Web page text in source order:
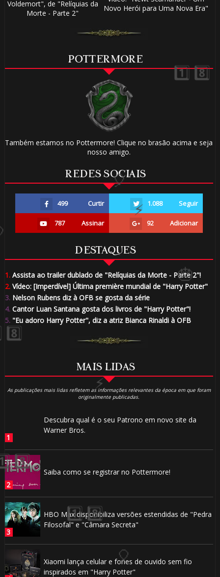
Voldemort", de "Relíquias da
Morte - Parte 2"
Novo Herói para Uma Nova Era"
POTTERMORE
Também estamos no Pottermore! Clique no brasão acima e seja
nosso amigo.
REDES SOCIAIS
499 Curtir 1.088 Seguir
787 Assinar 92 Adicionar
DESTAQUES
1.Assista ao trailer dublado de "Relíquias da Morte - Parte 2"!
2.Vídeo: [Imperdível] Última première mundial de "Harry Potter"
3.Nelson Rubens diz à OFB se gosta da série
4.Cantor Luan Santana gosta dos livros de "Harry Potter"!
5."Eu adoro Harry Potter", diz a atriz Bianca Rinaldi à OFB
MAIS LIDAS
As publicações mais lidas refletem as informações relevantes da época em que foram
originalmente publicadas.
Descubra qual é o seu Patrono em novo site da
Warner Bros.
Saiba como se registrar no Pottermore!
HBO Max disponibiliza versões estendidas de "Pedra
Filosofal" e "Câmara Secreta"
Xiaomi lança celular e fones de ouvido sem fio
inspirados em "Harry Potter"
⚡
🎈
🎈
🎈